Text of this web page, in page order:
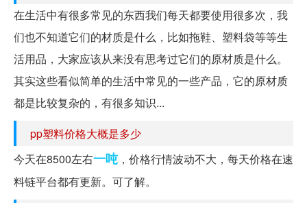
在生活中有很多常见的东西我们每天都要使用很多次，我
们也不知道它们的材质是什么，比如拖鞋、塑料袋等等生
活用品，大家应该从来没有思考过它们的原材质是什么。
其实这些看似简单的生活中常见的一些产品，它的原材质
都是比较复杂的，有很多知识...
pp塑料价格大概是多少
今天在8500左右一吨 ，价格行情波动不大，每天价格在速
料链平台都有更新。可了解。